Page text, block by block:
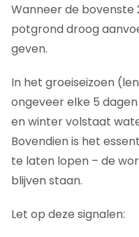
Wanneer de
potgrond droog
geven.
In het groeiseizoen
ongeveer elke 5
en winter volstaat
Bovendien is het
te laten lopen – de
blijven staan.
Let op deze signalen: